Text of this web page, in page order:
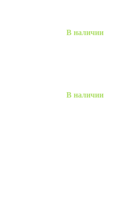
В наличии
В наличии